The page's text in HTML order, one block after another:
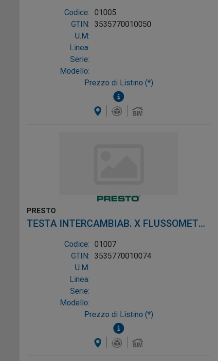
ECLAIR TC
Codice: 01005
GTIN: 3535770010050
U.M:
Linea:
Serie:
Modello:
Prezzo di Listino (*)
PRESTO
TESTA INTERCAMBIAB. X FLUSSOMETRI
Codice: 01007
GTIN: 3535770010074
U.M:
Linea:
Serie:
Modello:
Prezzo di Listino (*)